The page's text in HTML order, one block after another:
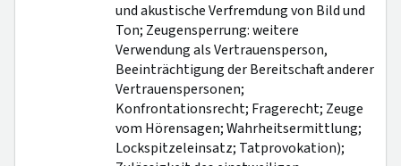
und akustische Verfremdung von Bild und
Ton; Zeugensperrung: weitere
Verwendung als Vertrauensperson,
Beeinträchtigung der Bereitschaft anderer
Vertrauenspersonen;
Konfrontationsrecht; Fragerecht; Zeuge
vom Hörensagen; Wahrheitsermittlung;
Lockspitzeleinsatz; Tatprovokation);